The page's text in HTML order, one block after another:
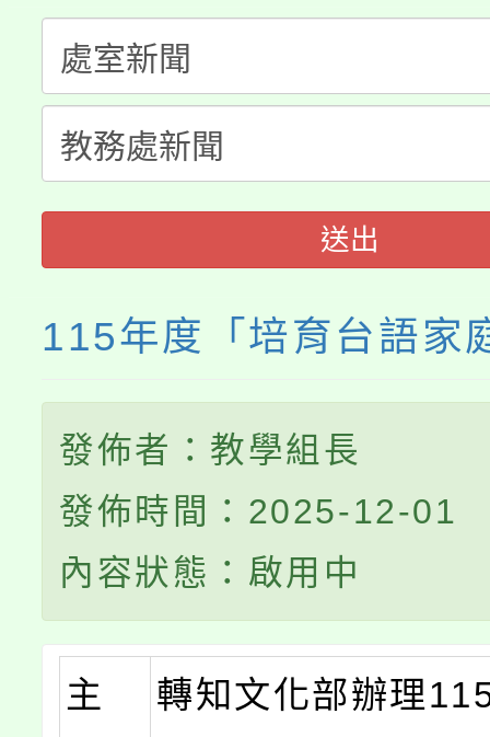
半價優惠，詳情可洽有
者。
份教師增能研習
大溪自造教育及科技中
份教師研習
淨零綠生活教案入校路
會
115年食農教育專業人
送出
115年度「培育台語家
發佈者：教學組長
發佈時間：2025-12-01
內容狀態：啟用中
主
轉知文化部辦理